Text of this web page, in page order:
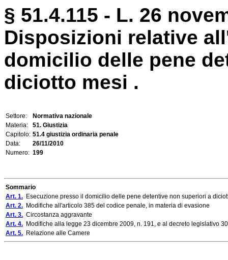
§ 51.4.115 - L. 26
Disposizioni relative
domicilio delle pene
diciotto mesi .
Settore:
Normativa nazionale
Materia:
51. Giustizia
Capitolo: 51.4 giustizia ordinaria penale
Data:
26/11/2010
Numero: 199
Sommario
Art. 1. Esecuzione presso il domicilio delle pene detentive non superiori a
Art. 2. Modifiche all'articolo 385 del codice penale, in materia di evasione
Art. 3. Circostanza aggravante
Art. 4. Modifiche alla legge 23 dicembre 2009, n. 191, e al decreto legislativo
Art. 5. Relazione alle Camere